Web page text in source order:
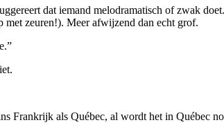
dat iemand melodramatisch of zwak
zeuren!). Meer afwijzend dan echt grof.
”
Frankrijk als Québec, al wordt het in Québec